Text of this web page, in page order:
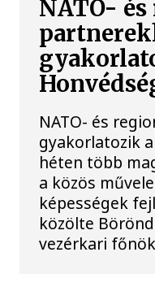
NATO-
NATO- és
gyakorlatozik
héten több
a közös
képességek
közölte
vezérkari